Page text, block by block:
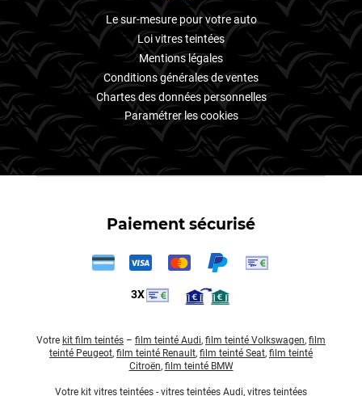
Le sur-mesure pour votre auto
Loi vitres teintées
Mentions légales
Conditions générales de ventes
Chartes des données personnelles
Paramétrer les cookies
Paiement sécurisé
3X
Votre kit film teintés – film teinté Audi, film teinté Volkswagen, film
teinté Peugeot, film teinté Renault, film teinté Seat, film teinté
Citroën, film teinté BMW
Votre kit vitres teintées - vitres teintées Audi, vitres teintées